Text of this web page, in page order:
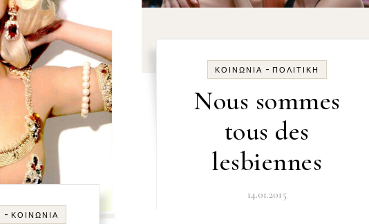
- ΚΟΙΝΩΝΊΑ
ΚΟΙΝΩΝΊΑ - ΠΟΛΙΤΙΚΉ
Nous sommes
tous des
lesbiennes
14.01.2015